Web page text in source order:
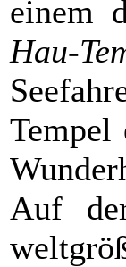
einem
Hau-
Auf